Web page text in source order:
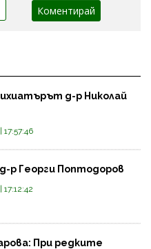
д-р Николай
р Георги Поптодоров
При редките